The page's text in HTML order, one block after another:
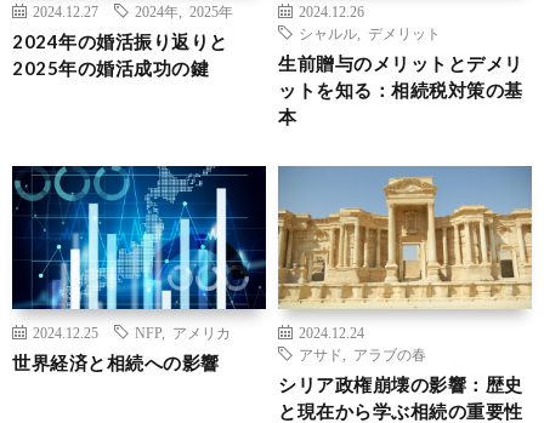
2024.12.27 2024年 2025年
2024年の婚活振り返りと
2025年の婚活成功の鍵
2024.12.26
シャルル
デメリット
生前贈与のメリットとデメリ
ットを知る：相続税対策の基
本
2024.12.25 NFP アメリカ
世界経済と相続への影響
2024.12.24
アサド
アラブの春
シリア政権崩壊の影響：歴史
と現在から学ぶ相続の重要性